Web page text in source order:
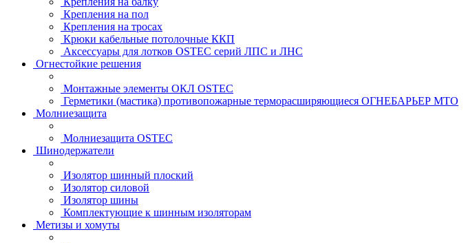
Крепления на пол
Крепления на тросах
Крюки кабельные потолочные ККП
Аксессуары для лотков OSTEC серий ЛПС и ЛНС
Огнестойкие решения
Монтажные элементы ОКЛ OSTEC
Герметики (мастика) противопожарные терморасширяющиеся ОГНЕБАРЬЕР МТО
Молниезащита
Молниезащита OSTEC
Шинодержатели
Изолятор шинный плоский
Изолятор силовой
Изолятор шины
Комплектующие к шинным изоляторам
Метизы и хомуты